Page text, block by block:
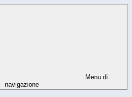
Menu di
navigazione